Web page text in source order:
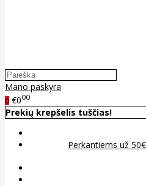
Mano paskyra
0 €000
Prekių krepšelis tuščias!
Perkantiems už